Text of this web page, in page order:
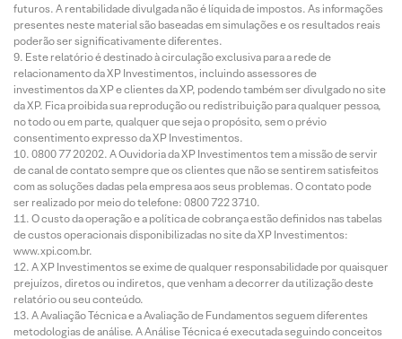
futuros. A rentabilidade divulgada não é líquida de impostos. As informações
presentes neste material são baseadas em simulações e os resultados reais
poderão ser significativamente diferentes.
Este relatório é destinado à circulação exclusiva para a rede de
relacionamento da XP Investimentos, incluindo assessores de
investimentos da XP e clientes da XP, podendo também ser divulgado no site
da XP. Fica proibida sua reprodução ou redistribuição para qualquer pessoa,
no todo ou em parte, qualquer que seja o propósito, sem o prévio
consentimento expresso da XP Investimentos.
0800 77 20202. A Ouvidoria da XP Investimentos tem a missão de servir
de canal de contato sempre que os clientes que não se sentirem satisfeitos
com as soluções dadas pela empresa aos seus problemas. O contato pode
ser realizado por meio do telefone: 0800 722 3710.
O custo da operação e a política de cobrança estão definidos nas tabelas
de custos operacionais disponibilizadas no site da XP Investimentos:
www.xpi.com.br.
A XP Investimentos se exime de qualquer responsabilidade por quaisquer
prejuízos, diretos ou indiretos, que venham a decorrer da utilização deste
relatório ou seu conteúdo.
A Avaliação Técnica e a Avaliação de Fundamentos seguem diferentes
metodologias de análise. A Análise Técnica é executada seguindo conceitos